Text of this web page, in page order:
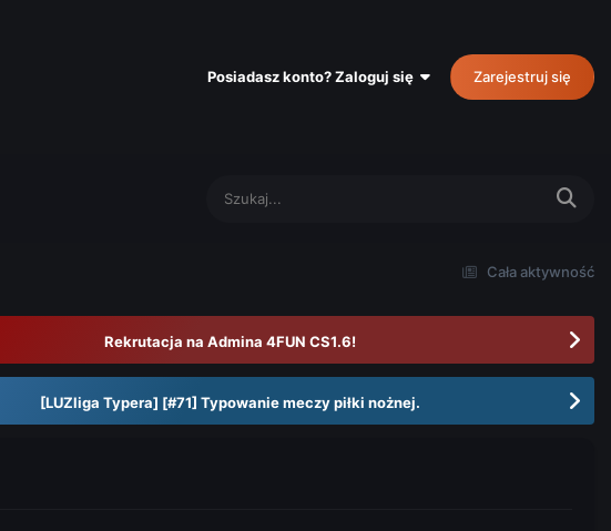
Posiadasz konto? Zaloguj się Zarejestruj się
Cała aktywność
Rekrutacja na Admina 4FUN CS1.6!
[LUZliga Typera] [#71] Typowanie meczy piłki nożnej.